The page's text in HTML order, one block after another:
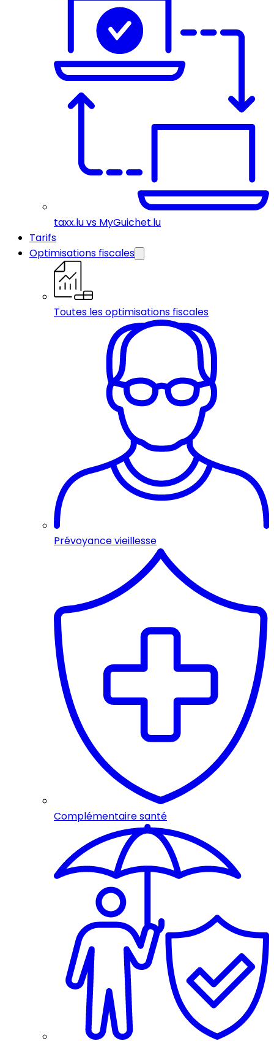
taxx.lu vs MyGuichet.lu
Tarifs
Optimisations fiscales
Toutes les optimisations fiscales
Prévoyance vieillesse
Complémentaire santé